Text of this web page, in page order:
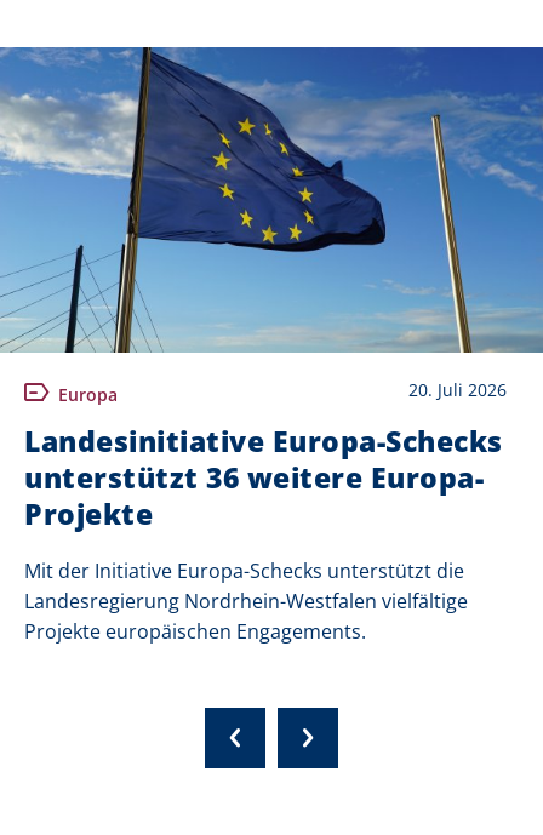
Europa 20. Juli 2026
Landesinitiative Europa-Schecks
unterstützt 36 weitere Europa-
Projekte
Mit der Initiative Europa-Schecks unterstützt die
Landesregierung Nordrhein-Westfalen vielfältige
Projekte europäischen Engagements.